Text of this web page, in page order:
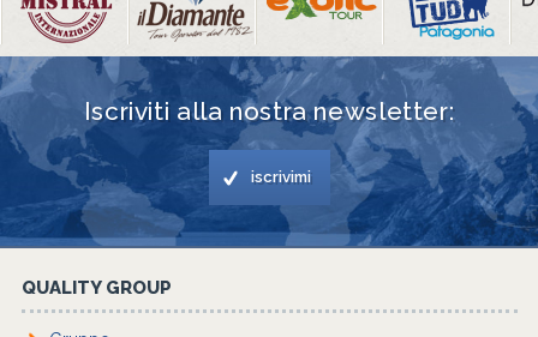
Iscriviti alla nostra newsletter:
iscrivimi
QUALITY GROUP